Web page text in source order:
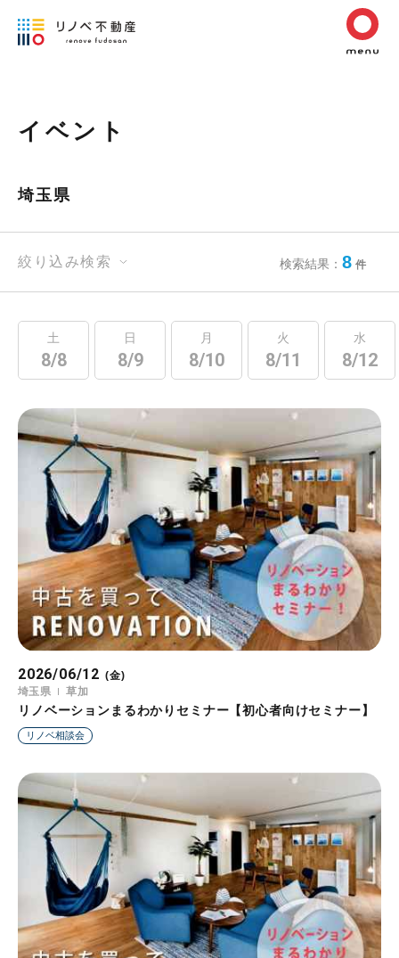
イベント
埼玉県
絞り込み検索 検索結果： 8 件
土
8/8
日
8/9
月
8/10
火
8/11
水
8/12
2026/06/12 (金)
埼玉県
草加
リノベーションまるわかりセミナー【初心者向けセミナー】
リノベ相談会